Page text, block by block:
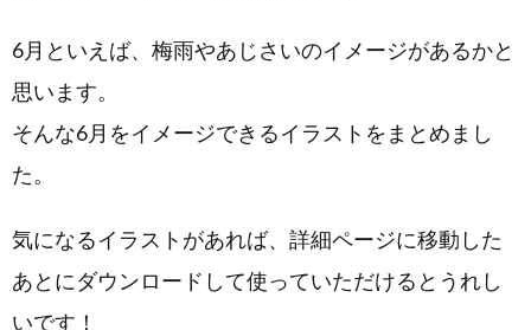
6月といえば、梅雨やあじさいのイメージがあるかと
思います。
そんな6月をイメージできるイラストをまとめまし
た。
気になるイラストがあれば、詳細ページに移動した
あとにダウンロードして使っていただけるとうれし
いです！